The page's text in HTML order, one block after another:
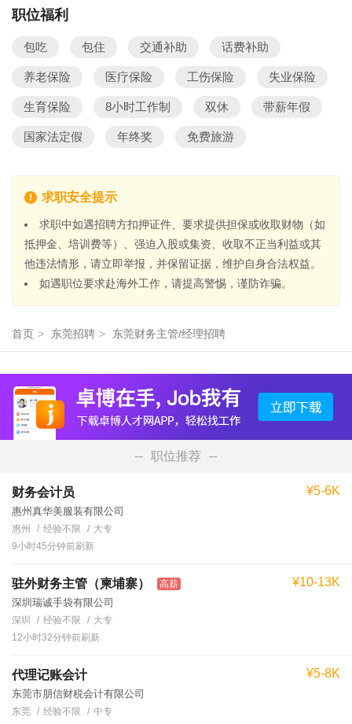
职位福利
包吃 包住 交通补助 话费补助
养老保险 医疗保险 工伤保险 失业保险
生育保险 8小时工作制 双休 带薪年假
国家法定假 年终奖 免费旅游
求职安全提示
求职中如遇招聘方扣押证件、要求提供担保或收取财物（如
抵押金、培训费等）、强迫入股或集资、收取不正当利益或其
他违法情形，请立即举报，并保留证据，维护自身合法权益。
如遇职位要求赴海外工作，请提高警惕，谨防诈骗。
首页 > 东莞招聘 > 东莞财务主管/经理招聘
职位推荐
财务会计员
惠州真华美服装有限公司
¥5-6K
惠州 经验不限
大专
9小时45分钟前刷新
驻外财务主管（柬埔寨） 高薪
深圳瑞诚手袋有限公司
¥10-13K
深圳 经验不限
大专
12小时32分钟前刷新
代理记账会计
东莞市朋信财税会计有限公司
¥5-8K
东莞 经验不限
中专